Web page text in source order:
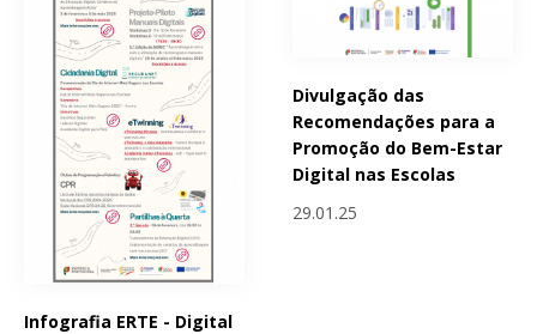
Infografia ERTE - Digital
Divulgação das
Recomendações para a
Promoção do Bem-Estar
Digital nas Escolas
29.01.25